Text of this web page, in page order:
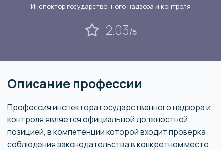
Инспектор государственного надзора и контроля
2.03/5
Описание профессии
Профессия инспектора государственного надзора и
контроля является официальной должностной
позицией, в компетенции которой входит проверка
соблюдения законодательства в конкретном месте